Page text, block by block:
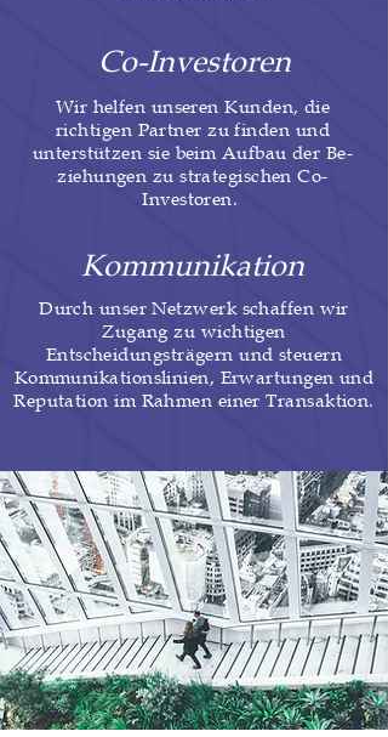
Co-Investoren
Wir helfen unseren Kunden, die
richtigen Partner zu finden und
unterstützen sie beim Aufbau der Be-
ziehungen zu strategischen Co-
Investoren.
Kommunikation
Durch unser Netzwerk schaffen wir
Zugang zu wichtigen
Entscheidungsträgern und steuern
Kommunikationslinien, Erwartungen und
Reputation im Rahmen einer Transaktion.